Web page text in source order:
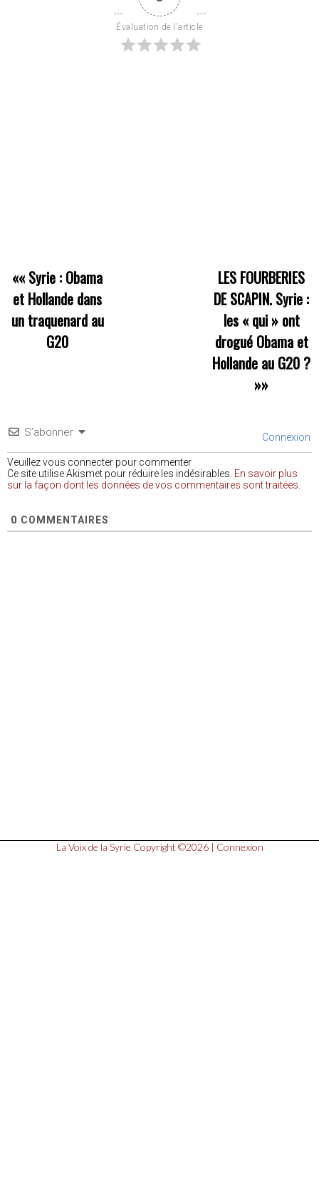
Évaluation de l'article
«« Syrie : Obama
et Hollande dans
un traquenard au
G20
LES FOURBERIES
DE SCAPIN. Syrie :
les « qui » ont
drogué Obama et
Hollande au G20 ?
»»
S’abonner Connexion
Veuillez vous connecter pour commenter
Ce site utilise Akismet pour réduire les indésirables. En savoir plus
sur la façon dont les données de vos commentaires sont traitées
0 COMMENTAIRES
La Voix de la Syrie Copyright ©2026 | Connexion